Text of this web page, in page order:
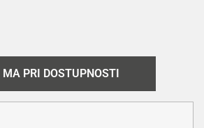
PRI DOSTUPNOSTI